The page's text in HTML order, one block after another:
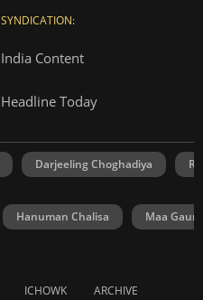
SYNDICATION:
India Content
Headline Today
Darjeeling Choghadiya
Hanuman Chalisa Maa Gauri
ICHOWK ARCHIVE